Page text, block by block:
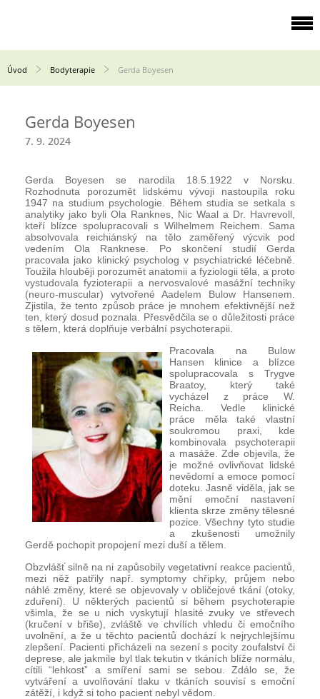
Úvod Bodyterapie Gerda Boyesen
Gerda Boyesen
7. 9. 2024
Gerda Boyesen se narodila 18.5.1922 v Norsku.
Rozhodnuta porozumět lidskému vývoji nastoupila roku
1947 na studium psychologie. Během studia se setkala s
analytiky jako byli Ola Ranknes, Nic Waal a Dr. Havrevoll,
kteří blízce spolupracovali s Wilhelmem Reichem. Sama
absolvovala reichiánský na tělo zaměřený výcvik pod
vedením Ola Ranknese. Po skončení studií Gerda
pracovala jako klinický psycholog v psychiatrické léčebně.
Toužila hlouběji porozumět anatomii a fyziologii těla, a proto
vystudovala fyzioterapii a nervosvalové masážní techniky
(neuro-muscular) vytvořené Aadelem Bulow Hansenem.
Zjistila, že tento způsob práce je mnohem efektivnější než
ten, který dosud poznala. Přesvědčila se o důležitosti práce
s tělem, která doplňuje verbální psychoterapii.
Pracovala na Bulow
Hansen klinice a blízce
spolupracovala s Trygve
Braatoy, který také
vycházel z práce W.
Reicha. Vedle klinické
práce měla také vlastní
soukromou praxi, kde
kombinovala psychoterapii
a masáže. Zde objevila, že
je možné ovlivňovat lidské
nevědomí a emoce pomocí
doteku. Jasně viděla, jak se
mění emoční nastavení
klienta skrze změny tělesné
pozice. Všechny tyto studie
a zkušenosti umožnily
Gerdě pochopit propojení mezi duší a tělem.
Obzvlášť silně na ni zapůsobily vegetativní reakce pacientů,
mezi něž patřily např. symptomy chřipky, průjem nebo
náhlé změny, které se objevovaly v obličejové tkání (otoky,
zduření). U některých pacientů si během psychoterapie
všimla, že se u nich vyskytují hlasité zvuky ve střevech
(kručení v břiše), zvláště ve chvílích vhledu či emočního
uvolnění, a že u těchto pacientů dochází k nejrychlejšímu
zlepšení. Pacienti přicházeli na sezení s pocity zoufalství či
deprese, ale jakmile byl tlak tekutin v tkáních blíže normálu,
cítili “lehkost” a smíření sami se sebou. Zdálo se, že
vytváření a uvolňování tlaku v tkáních souvisí s emoční
zátěží, i když si toho pacient nebyl vědom.